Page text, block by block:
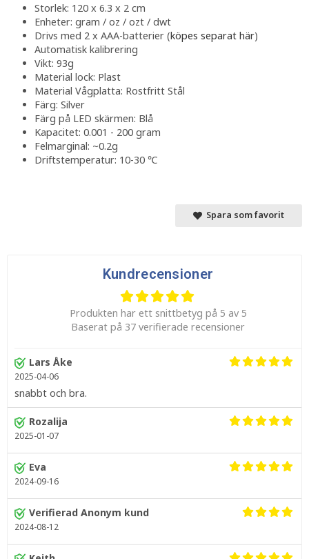
Storlek: 120 x 6.3 x 2 cm
Enheter: gram / oz / ozt / dwt
Drivs med 2 x AAA-batterier (köpes separat här)
Automatisk kalibrering
Vikt: 93g
Material lock: Plast
Material Vågplatta: Rostfritt Stål
Färg: Silver
Färg på LED skärmen: Blå
Kapacitet: 0.001 - 200 gram
Felmarginal: ~0.2g
Driftstemperatur: 10-30 ℃
Spara som favorit
Kundrecensioner
Produkten har ett snittbetyg på 5 av 5
Baserat på 37 verifierade recensioner
Lars Åke
2025-04-06
snabbt och bra.
Rozalija
2025-01-07
Eva
2024-09-16
Verifierad Anonym kund
2024-08-12